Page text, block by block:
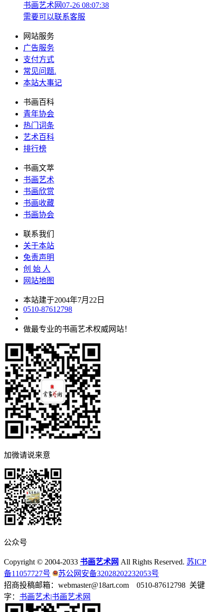
书画艺术网07-26 08:07:38
需要可以联系客服
网站服务
广告服务
支付方式
常见问题.
本站大事记
书画百科
青年协会
热门词条
艺术百科
排行榜
书画文萃
书画艺术
书画欣赏
书画收藏
书画协会
联系我们
关于本站
免责声明
创 始 人
网站地图
本站建于2004年7月22日
0510-87612798
做最专业的书画艺术权威网站！
加微请说来意
公众号
Copyright © 2004-2033 书画艺术网 All Rights Reserved. 苏ICP
备11057727号
苏公网安备32028202232053号
招商投稿邮箱：webmaster@18art.com 0510-87612798 关键
字： 书画艺术|书画艺术网